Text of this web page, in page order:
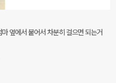
옆에서 붙어서 차분히 걸으면 되는거